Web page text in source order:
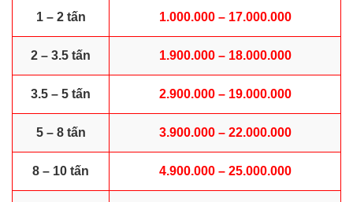
1 – 2 tấn 1.000.000 – 17.000.000
2 – 3.5 tấn 1.900.000 – 18.000.000
3.5 – 5 tấn 2.900.000 – 19.000.000
5 – 8 tấn 3.900.000 – 22.000.000
8 – 10 tấn 4.900.000 – 25.000.000